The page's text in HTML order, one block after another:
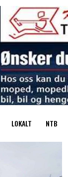
LOKALT NTB